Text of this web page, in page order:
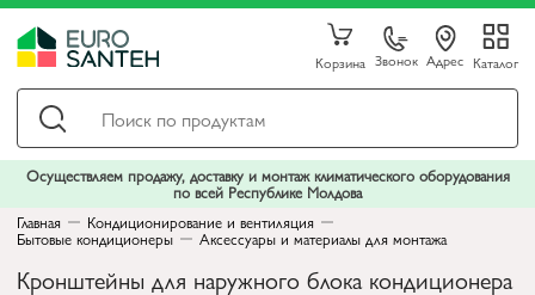
Корзина Звонок Адрес Каталог
Осуществляем продажу, доставку и монтаж климатического оборудования
по всей Республике Молдова
Главная
Кондиционирование и вентиляция
Бытовые кондиционеры Аксессуары и материалы для монтажа
Кронштейны для наружного блока кондиционера